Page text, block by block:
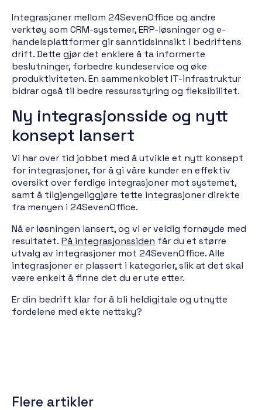
Integrasjoner mellom 24SevenOffice og andre
verktøy som CRM-systemer, ERP-løsninger og e-
handelsplattformer gir sanntidsinnsikt i bedriftens
drift. Dette gjør det enklere å ta informerte
beslutninger, forbedre kundeservice og øke
produktiviteten. En sammenkoblet IT-infrastruktur
bidrar også til bedre ressursstyring og fleksibilitet.
Ny integrasjonsside og nytt
konsept lansert
Vi har over tid jobbet med å utvikle et nytt konsept
for integrasjoner, for å gi våre kunder en effektiv
oversikt over ferdige integrasjoner mot systemet,
samt å tilgjengeliggjøre tette integrasjoner direkte
fra menyen i 24SevenOffice.
Nå er løsningen lansert, og vi er veldig fornøyde med
resultatet. På integrasjonssiden får du et større
utvalg av integrasjoner mot 24SevenOffice. Alle
integrasjoner er plassert i kategorier, slik at det skal
være enkelt å finne det du er ute etter.
Er din bedrift klar for å bli heldigitale og utnytte
fordelene med ekte nettsky?
Flere artikler